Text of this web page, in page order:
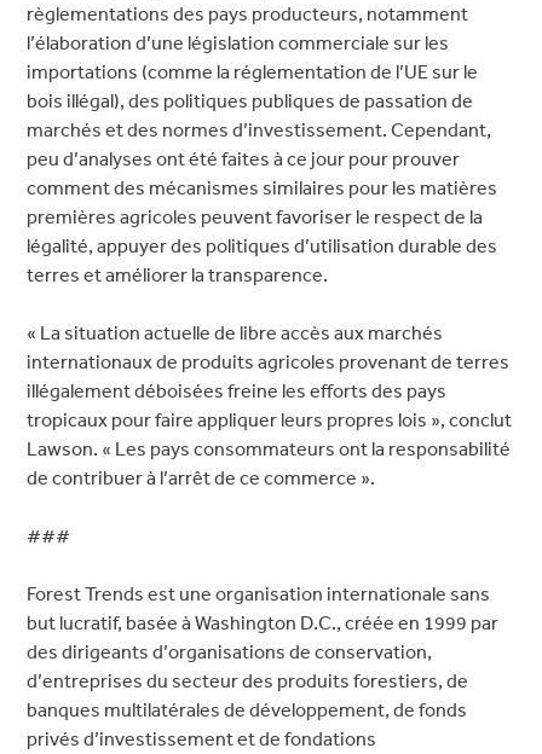
règlementations des pays producteurs, notamment
l’élaboration d’une législation commerciale sur les
importations (comme la réglementation de l’UE sur le
bois illégal), des politiques publiques de passation de
marchés et des normes d’investissement. Cependant,
peu d’analyses ont été faites à ce jour pour prouver
comment des mécanismes similaires pour les matières
premières agricoles peuvent favoriser le respect de la
légalité, appuyer des politiques d’utilisation durable des
terres et améliorer la transparence.
« La situation actuelle de libre accès aux marchés
internationaux de produits agricoles provenant de terres
illégalement déboisées freine les efforts des pays
tropicaux pour faire appliquer leurs propres lois », conclut
Lawson. « Les pays consommateurs ont la responsabilité
de contribuer à l’arrêt de ce commerce ».
###
Forest Trends est une organisation internationale sans
but lucratif, basée à Washington D.C., créée en 1999 par
des dirigeants d’organisations de conservation,
d’entreprises du secteur des produits forestiers, de
banques multilatérales de développement, de fonds
privés d’investissement et de fondations